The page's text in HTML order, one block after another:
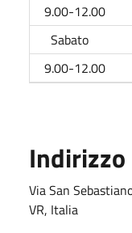
9.00-12.00
Sabato
9.00-12.00
Indirizzo
Via San
VR, Italia